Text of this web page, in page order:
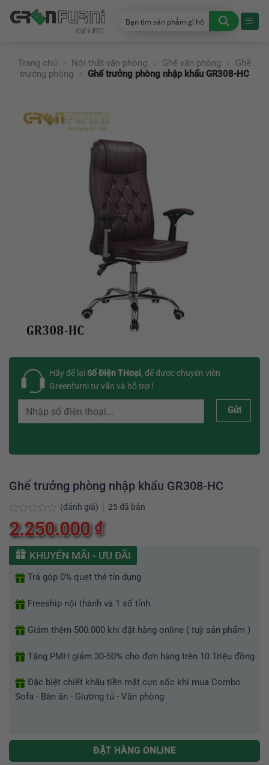
đến
Trang chủ
» Nội thất văn phòng » Ghế văn phòng »
Ghế
trưởng phòng
» Ghế trưởng phòng nhập khẩu GR308-HC
Hãy để lạiSố Điện THoại, để được chuyên viên
Greenfurni tư vấn và hỗ trợ !
Gửi
Ghế trưởng phòng nhập khẩu GR308-HC
Được
xếp
hạng
(đánh giá) 25 đã bán
2.250.000₫
KHUYẾN MÃI - ƯU ĐÃI
Trả góp 0% quẹt thẻ tín dụng
Freeship nội thành và 1 số tỉnh
Giảm thêm 500.000 khi đặt hàng online ( tuỳ sản phẩm )
Tặng PMH giảm 30-50% cho đơn hàng trên 10 Triệu đồng
Đặc biệt chiết khấu tiền mặt cực sốc khi mua Combo
Sofa - Bàn ăn - Giường tủ - Văn phòng
ĐẶT HÀNG ONLINE